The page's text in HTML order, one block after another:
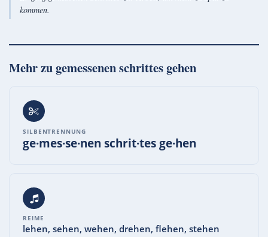
kommen.
Mehr zugemessenen schrittes gehen
SILBENTRENNUNG
ge·mes·se·nen schrit·tes ge·hen
REIME
lehen, sehen, wehen, drehen, flehen, stehen